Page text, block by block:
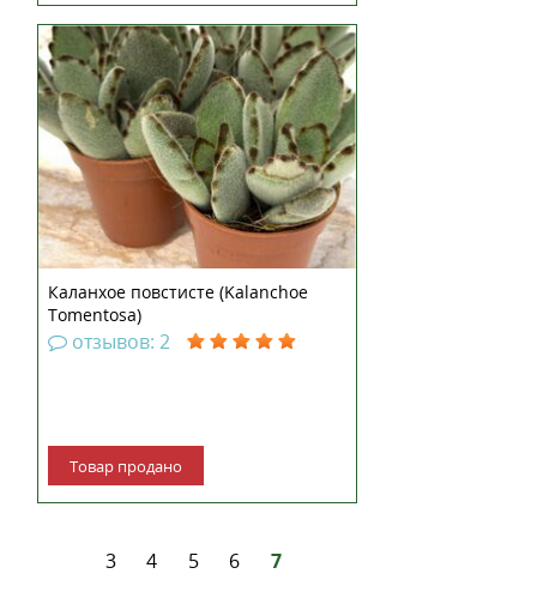
Каланхое повстисте (Kalanchoe
Tomentosa)
отзывов: 2
Товар продано
3 4 5 6 7